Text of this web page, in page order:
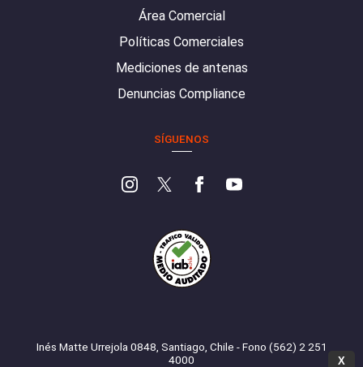
Área Comercial
Políticas Comerciales
Mediciones de antenas
Denuncias Compliance
SÍGUENOS
Inés Matte Urrejola 0848, Santiago, Chile - Fono (562) 2 251
4000
X